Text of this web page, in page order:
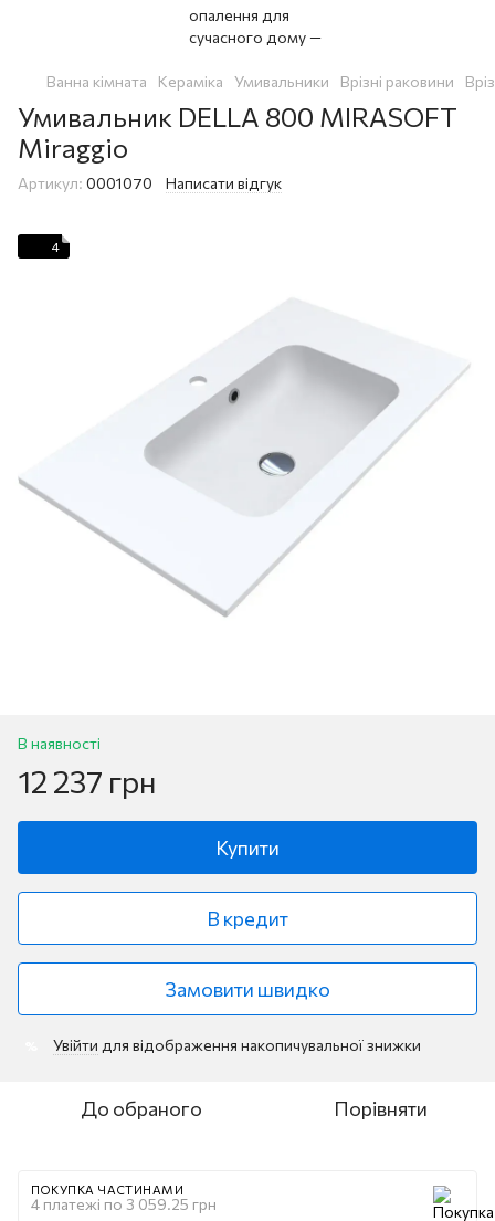
Ванна кімната Кераміка Умивальники Врізні раковини
Умивальник DELLA 800 MIRASOFT
Miraggio
Артикул: 0001070 Написати відгук
4
В наявності
12 237 грн
Купити
В кредит
Замовити швидко
Увійти для відображення накопичувальної знижки
До обраного Порівняти
ПОКУПКА ЧАСТИНАМИ
4 платежі по 3 059.25 грн